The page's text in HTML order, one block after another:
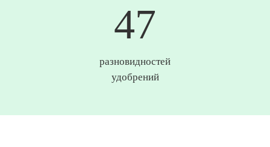
49
разновидностей
удобрений